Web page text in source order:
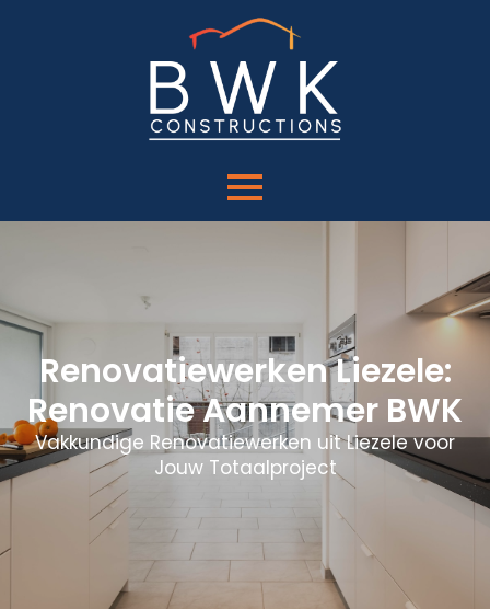
Renovatiewerken Liezele:
Renovatie Aannemer BWK
Vakkundige Renovatiewerken uit Liezele voor
Jouw Totaalproject